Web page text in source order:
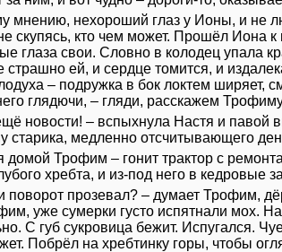
мнению, нехороший глаз у Ионы, и не
скупясь, кто чем может. Прошёл Иона
глаза свои. Словно в колодец упала
страшно ей, и сердце томится, и
– подружка в бок локтем ширяет,
глядючи, – гляди, расскажем
новости! – вспыхнула Настя и павой
старика, медленно отсчитывающего
домой Трофим – гонит трактор с
хребта, и из-под него в
поворот прозевал? – думает Трофим,
уже сумерки густо испятнали мох.
С губ сукровица бежит. Испугался.
Побрёл на хребтинку горы, чтобы